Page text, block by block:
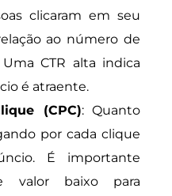
clicaram em seu
ao número de
Uma CTR alta indica
é atraente.
(CPC): Quanto
por cada clique
É importante
valor baixo para